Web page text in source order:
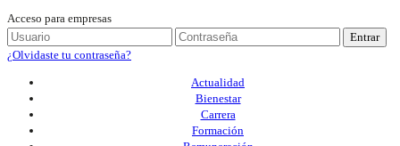
Acceso para empresas
Entrar
¿Olvidaste tu contraseña?
Actualidad
Bienestar
Carrera
Formación